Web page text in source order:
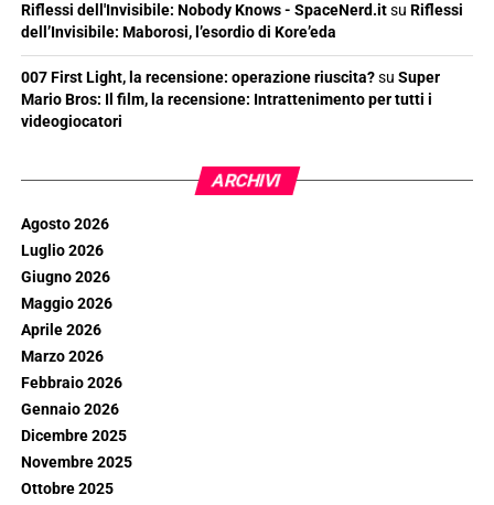
Riflessi dell'Invisibile: Nobody Knows - SpaceNerd.itsu Riflessi
dell’Invisibile: Maborosi, l’esordio di Kore’eda
007 First Light, la recensione: operazione riuscita?su Super
Mario Bros: Il film, la recensione: Intrattenimento per tutti i
videogiocatori
ARCHIVI
Agosto 2026
Luglio 2026
Giugno 2026
Maggio 2026
Aprile 2026
Marzo 2026
Febbraio 2026
Gennaio 2026
Dicembre 2025
Novembre 2025
Ottobre 2025